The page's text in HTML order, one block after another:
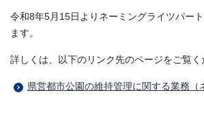
令和8年5月15日よりネーミングライツパー
ます。
詳しくは、以下のリンク先のページをご覧く
県営都市公園の維持管理に関する業務（